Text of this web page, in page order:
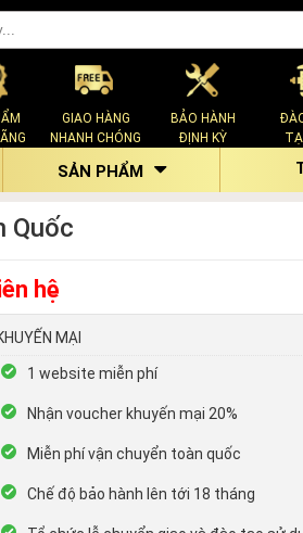
GIAO HÀNG
NHANH CHÓNG
BẢO HÀNH
ĐỊNH KỲ
SẢN PHẨM
Quốc
hệ
MẠI
1 website miễn phí
Nhận voucher khuyến mại 20%
Miễn phí vận chuyển toàn quốc
Chế độ bảo hành lên tới 18 tháng